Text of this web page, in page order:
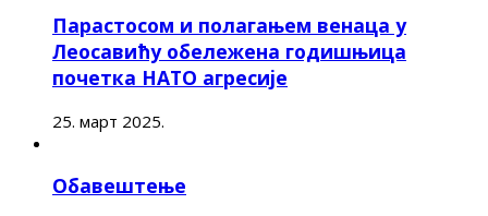
Парастосом и полагањем венаца у
Леосавићу обележена годишњица
почетка НАТО агресије
25. март 2025.
Обавештење